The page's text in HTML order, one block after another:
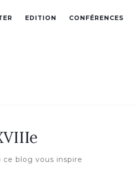
EDITION CONFÉRENCES
ce blog vous inspire